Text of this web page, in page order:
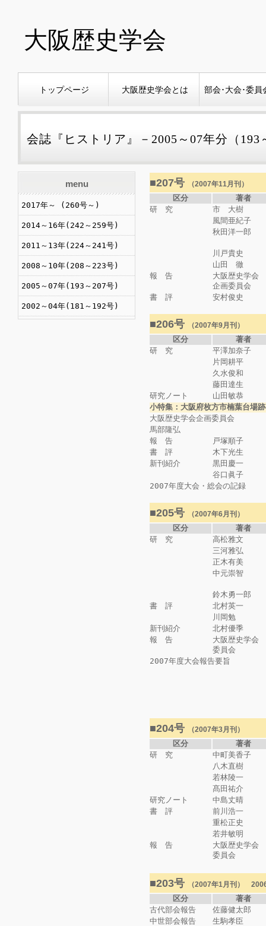
大阪歴史学会
トップページ 大阪歴史学会とは 部会･大会･委員
会誌『ヒストリア』－2005～07年分（193
■207号 （2007年11月刊）
区分
著者
研 究
市 大樹
風間亜紀子
秋田洋一郎
川戸貴史
山田 徹
報 告
大阪歴史学会
企画委員会
書 評
安村俊史
■206号 （2007年9月刊）
区分
著者
研 究
平澤加奈子
片岡耕平
久水俊和
藤田達生
研究ノート
山田敏恭
小特集：大阪府枚方市楠葉台場
大阪歴史学会企画委員会
馬部隆弘
報 告
戸塚順子
書 評
木下光生
新刊紹介
黒田慶一
谷口眞子
2007年度大会・総会の記録
■205号 （2007年6月刊）
区分
著者
研 究
高松雅文
三河雅弘
正木有美
中元崇智
鈴木勇一郎
書 評
北村英一
川岡勉
新刊紹介
北村優季
報 告
大阪歴史学会
委員会
2007年度大会報告要旨
■204号 （2007年3月刊）
区分
著者
研 究
中町美香子
八木直樹
若林陵一
髙田祐介
研究ノート
中島丈晴
書 評
前川浩一
重松正史
若井敏明
報 告
大阪歴史学会
委員会
■203号 （2007年1月刊）
区分
著者
古代部会報告
佐藤健太郎
中世部会報告
生駒孝臣
menu
2017年～ (260号～)
2014～16年(242～259号)
2011～13年(224～241号)
2008～10年(208～223号)
2005～07年(193～207号)
2002～04年(181～192号)